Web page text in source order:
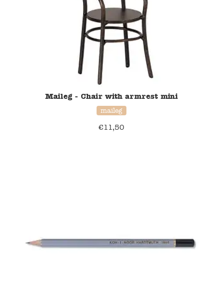
Maileg - Chair with armrest mini
maileg
€11,50